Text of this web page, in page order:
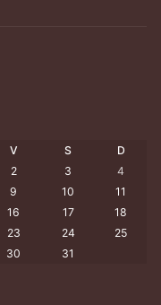
V S
D
2 3
4
9 10
11
16 17
18
23 24
25
30 31